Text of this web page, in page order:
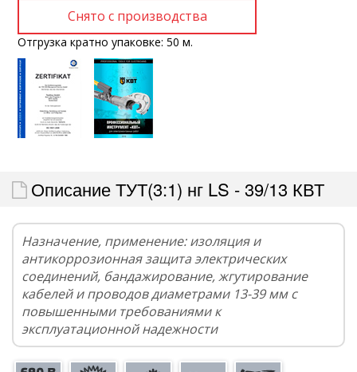
Отгрузка кратно упаковке: 50 м.
Описание ТУТ(3:1) нг LS - 39/13 КВТ
Назначение, применение: изоляция и
антикоррозионная защита электрических
соединений, бандажирование, жгутирование
кабелей и проводов диаметрами 13-39 мм с
повышенными требованиями к
эксплуатационной надежности